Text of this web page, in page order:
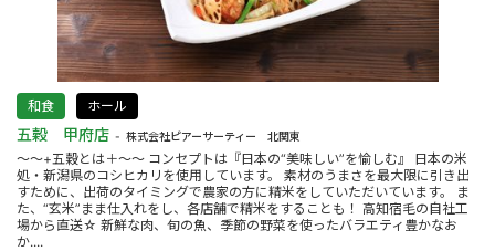
和食 ホール
五穀 甲府店 株式会社ピアーサーティー 北関東
～～+五穀とは＋～～ コンセプトは『日本の“美味しい”を愉しむ』 日本の米
処・新潟県のコシヒカリを使用しています。 素材のうまさを最大限に引き出
すために、出荷のタイミングで農家の方に精米をしていただいています。 ま
た、“玄米”まま仕入れをし、各店舗で精米をすることも！ 高知宿毛の自社工
場から直送☆ 新鮮な肉、旬の魚、季節の野菜を使ったバラエティ豊かなお
か....